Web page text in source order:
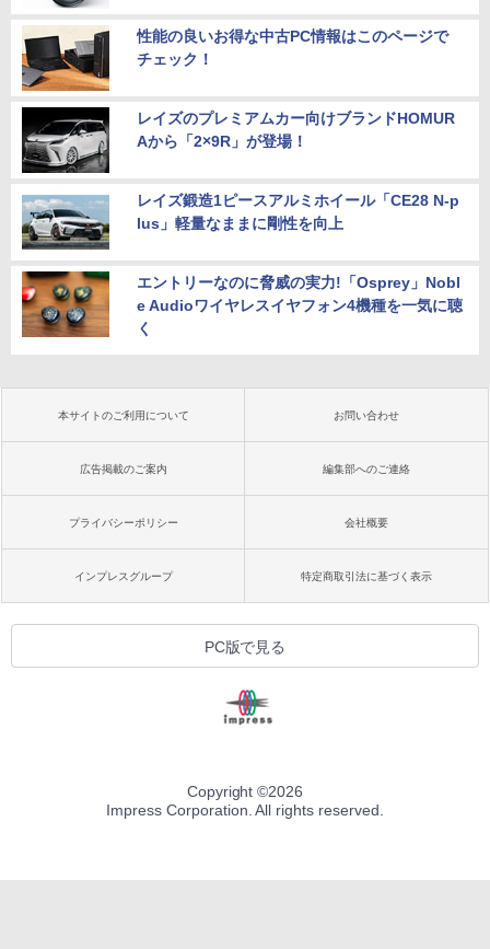
性能の良いお得な中古PC情報はこのページで
チェック！
レイズのプレミアムカー向けブランドHOMUR
Aから「2×9R」が登場！
レイズ鍛造1ピースアルミホイール「CE28 N-p
lus」軽量なままに剛性を向上
エントリーなのに脅威の実力!「Osprey」Nobl
e Audioワイヤレスイヤフォン4機種を一気に聴
く
本サイトのご利用について お問い合わせ
広告掲載のご案内 編集部へのご連絡
プライバシーポリシー 会社概要
インプレスグループ 特定商取引法に基づく表示
PC版で見る
Copyright ©2026
Impress Corporation. All rights reserved.